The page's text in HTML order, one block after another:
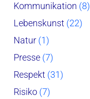
Kommunikation (8)
Lebenskunst (22)
Natur (1)
Presse (7)
Respekt (31)
Risiko (7)